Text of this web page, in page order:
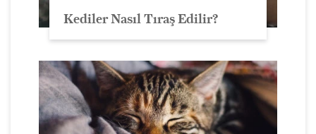
Kediler Nasıl Tıraş Edilir?